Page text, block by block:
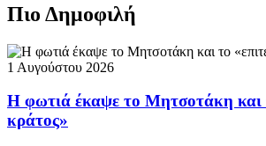
Πιο Δημοφιλή
1 Αυγούστου 2026
Η φωτιά έκαψε το Μητσοτάκη και
κράτος»